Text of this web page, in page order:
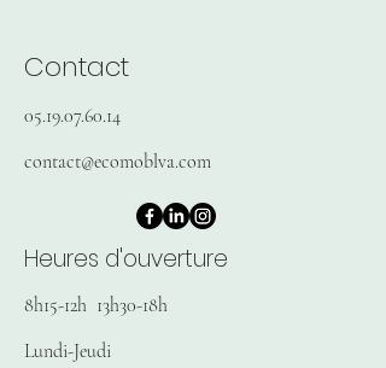
Contact
05.19.07.60.14
contact@ecomoblva.com
Heures d'ouverture
8h15-12h 13h30-18h
Lundi-Jeudi